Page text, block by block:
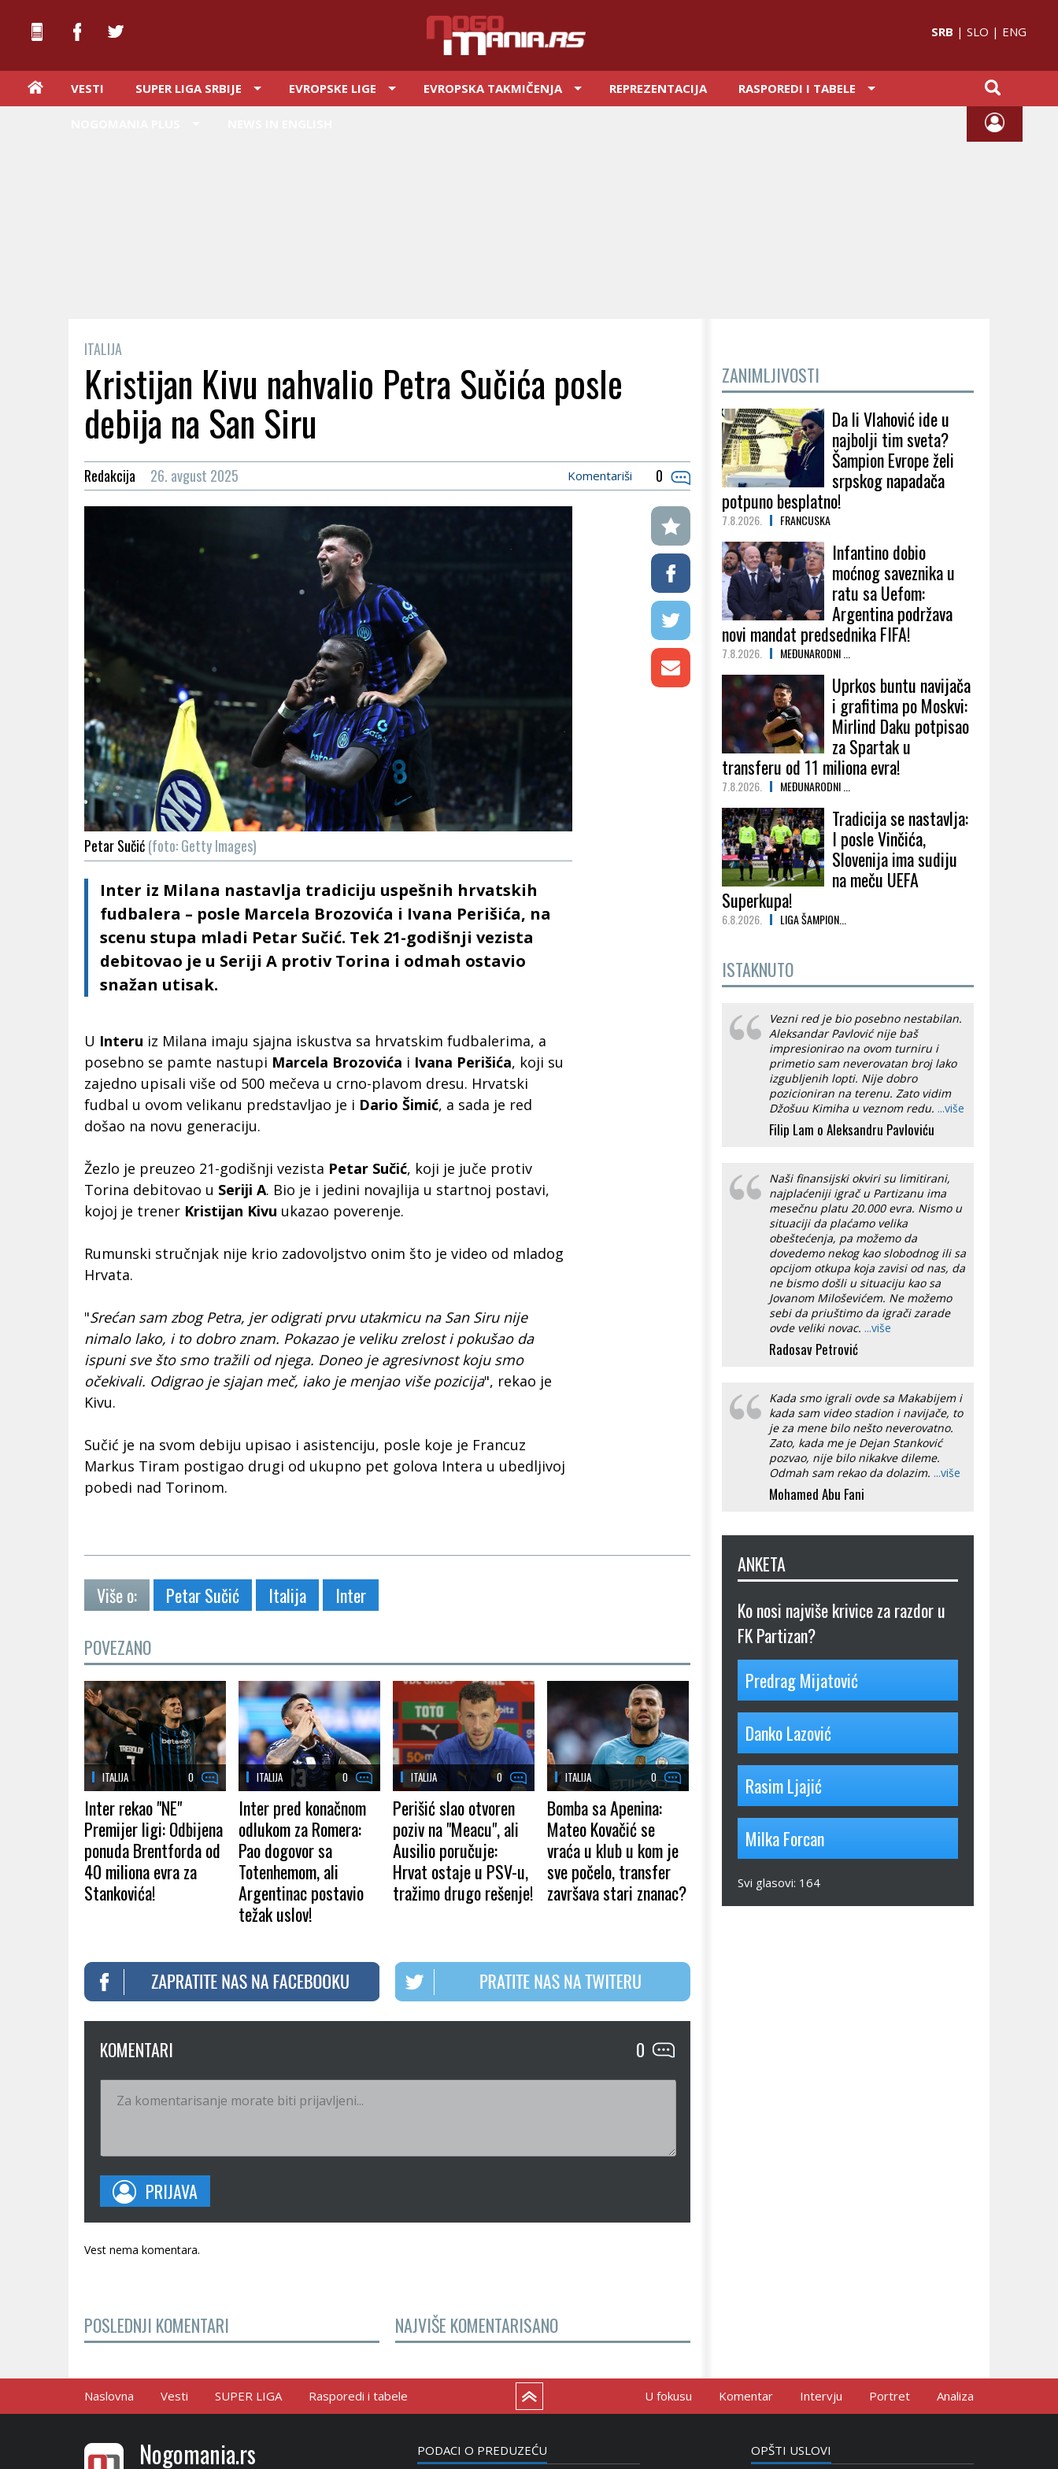
SRB | SLO | ENG
VESTI SUPER LIGA SRBIJE EVROPSKE LIGE EVROPSKA TAKMIČENJA REPREZENTACIJA RASPOREDI I TABELE
ITALIJA
Kristijan Kivu nahvalio Petra Sučića posle
debija na San Siru
Redakcija 26. avgust 2025 0
Komentariši
Petar Sučić(foto: Getty Images)
Inter iz Milana nastavlja tradiciju uspešnih hrvatskih
fudbalera – posle Marcela Brozovića i Ivana Perišića, na
scenu stupa mladi Petar Sučić. Tek 21-godišnji vezista
debitovao je u Seriji A protiv Torina i odmah ostavio
snažan utisak.
U Interu iz Milana imaju sjajna iskustva sa hrvatskim fudbalerima, a
posebno se pamte nastupi Marcela Brozovića i Ivana Perišića, koji su
zajedno upisali više od 500 mečeva u crno-plavom dresu. Hrvatski
fudbal u ovom velikanu predstavljao je i Dario Šimić, a sada je red
došao na novu generaciju.
Žezlo je preuzeo 21-godišnji vezista Petar Sučić, koji je juče protiv
Torina debitovao u Seriji A. Bio je i jedini novajlija u startnoj postavi,
kojoj je trener Kristijan Kivu ukazao poverenje.
Rumunski stručnjak nije krio zadovoljstvo onim što je video od mladog
Hrvata.
"Srećan sam zbog Petra, jer odigrati prvu utakmicu na San Siru nije
nimalo lako, i to dobro znam. Pokazao je veliku zrelost i pokušao da
ispuni sve što smo tražili od njega. Doneo je agresivnost koju smo
očekivali. Odigrao je sjajan meč, iako je menjao više pozicija", rekao je
Kivu.
Sučić je na svom debiju upisao i asistenciju, posle koje je Francuz
Markus Tiram postigao drugi od ukupno pet golova Intera u ubedljivoj
pobedi nad Torinom.
Više o: Petar Sučić Italija Inter
POVEZANO
ITALIJA 0
Inter rekao "NE"
Premijer ligi: Odbijena
ponuda Brentforda od
40 miliona evra za
Stankovića!
ITALIJA 0
Inter pred konačnom
odlukom za Romera:
Pao dogovor sa
Totenhemom, ali
Argentinac postavio
težak uslov!
ITALIJA 0
Perišić slao otvoren
poziv na "Meacu", ali
Ausilio poručuje:
Hrvat ostaje u PSV-u,
tražimo drugo rešenje!
ITALIJA 0
Bomba sa Apenina:
Mateo Kovačić se
vraća u klub u kom je
sve počelo, transfer
završava stari znanac?
KOMENTARI 0
PRIJAVA
Vest nema komentara.
POSLEDNJI KOMENTARI NAJVIŠE KOMENTARISANO
ZANIMLJIVOSTI
Da li Vlahović ide u
najbolji tim sveta?
Šampion Evrope želi
srpskog napadača
potpuno besplatno!
7.8.2026. FRANCUSKA
Infantino dobio
moćnog saveznika u
ratu sa Uefom:
Argentina podržava
novi mandat predsednika FIFA!
7.8.2026. MEĐUNARODNI ...
Uprkos buntu navijača
i grafitima po Moskvi:
Mirlind Daku potpisao
za Spartak u
transferu od 11 miliona evra!
7.8.2026. MEĐUNARODNI ...
Tradicija se nastavlja:
I posle Vinčića,
Slovenija ima sudiju
na meču UEFA
Superkupa!
6.8.2026. LIGA ŠAMPION...
ISTAKNUTO
Vezni red je bio posebno nestabilan.
Aleksandar Pavlović nije baš
impresionirao na ovom turniru i
primetio sam neverovatan broj lako
izgubljenih lopti. Nije dobro
pozicioniran na terenu. Zato vidim
Džošuu Kimiha u veznom redu. ...više
Filip Lam o Aleksandru Pavloviću
Naši finansijski okviri su limitirani,
najplaćeniji igrač u Partizanu ima
mesečnu platu 20.000 evra. Nismo u
situaciji da plaćamo velika
obeštećenja, pa možemo da
dovedemo nekog kao slobodnog ili sa
opcijom otkupa koja zavisi od nas, da
ne bismo došli u situaciju kao sa
Jovanom Miloševićem. Ne možemo
sebi da priuštimo da igrači zarade
ovde veliki novac. ...više
Radosav Petrović
Kada smo igrali ovde sa Makabijem i
kada sam video stadion i navijače, to
je za mene bilo nešto neverovatno.
Zato, kada me je Dejan Stanković
pozvao, nije bilo nikakve dileme.
Odmah sam rekao da dolazim. ...više
Mohamed Abu Fani
ANKETA
Ko nosi najviše krivice za razdor u
FK Partizan?
Predrag Mijatović
Danko Lazović
Rasim Ljajić
Milka Forcan
Svi glasovi: 164
Naslovna Vesti SUPER LIGA Rasporedi i tabele U fokusu Komentar Intervju Portret Analiza
Nogomania.rs PODACI O PREDUZEĆU OPŠTI USLOVI